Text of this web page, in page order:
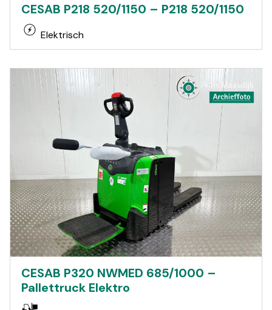
CESAB P218 520/1150 – P218 520/1150
Elektrisch
CESAB P320 NWMED 685/1000 –
Pallettruck Elektro